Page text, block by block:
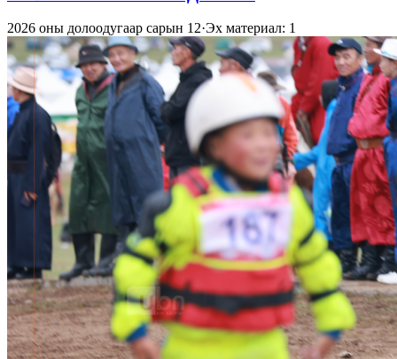
2026 оны долоодугаар сарын 12·Эх материал: 1